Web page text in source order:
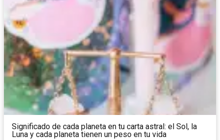
Significado de cada planeta en tu carta astral: el Sol, la
Luna y cada planeta tienen un peso en tu vida